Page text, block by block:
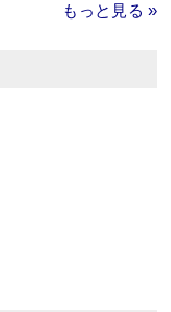
もっと見る »